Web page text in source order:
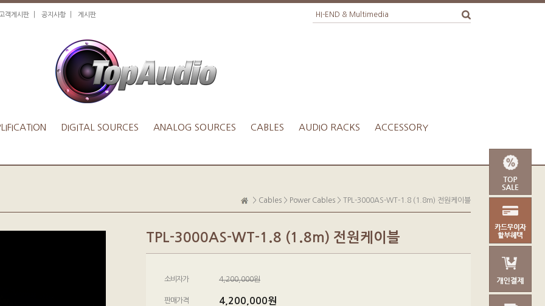
객게시판 공지사항 게시판
DIGITAL SOURCES ANALOG SOURCES CABLES AUDIO RACKS ACCESSORY
> Cables > Power Cables > TPL-3000AS-WT-1.8 (1.8m) 전원케이블
TPL-3000AS-WT-1.8 (1.8m) 전원케이블
소비자가 4,200,000원
판매가격 4,200,000원